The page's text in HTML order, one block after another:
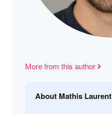
More from this author
About Mathis Laurent